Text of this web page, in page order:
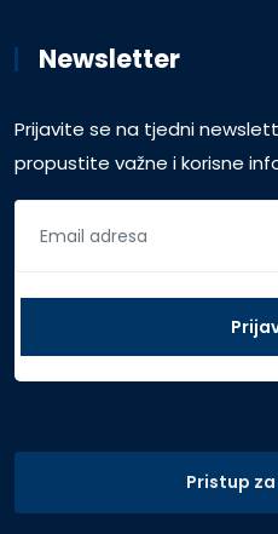
Newsletter
Prijavite se na tjedni
propustite važne i korisne
Pristup